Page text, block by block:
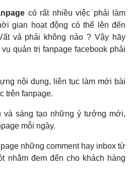
có rất nhiều việc phải làm
gian hoạt động có thể lên đến
vả phải không nào ? Vậy hãy
quản trị fanpage facebook phải
nội dung, liên tục làm mới bài
trên fanpage.
và sáng tạo những ý tưởng mới,
mỗi ngày.
những comment hay inbox từ
nhằm đem đến cho khách hàng